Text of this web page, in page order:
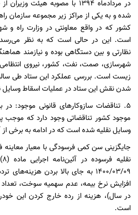
در مردادماه ۱۳۹۴ با مصوبه
شده و به یکی از مراکز زیر مجموعه سازمان
کشور که در واقع معاونتی در وزارت راه
است. این در حالی است که به نظر می‌رسد
نظارتی و بین دستگاهی بوده و نیازمند
شهرسازی، صمت، نفت، کشور، نیروی
زیست است. بررسی عملکرد این ستاد طی
شدن نقش این ستاد در عملیات اسقاط وسایل
۵. تناقضات سازوکارهای قانونی موجود:
موجود کشور تناقضاتی وجود دارد که موجب
وسایل نقلیه شده است که در ادامه به برخی
جایگزینی سن کمی فرسودگی با معیار
۰۹/‏۰۳/‏۱۴۰۰‬ به جای بالا بردن
افزایش نرخ بیمه، عدم سهمیه سوخت،
در سال)، هزینه از رده خارج کردن این
است.